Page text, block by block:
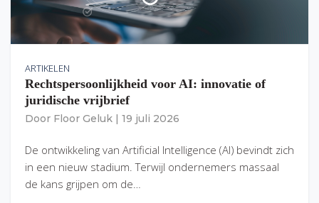
ARTIKELEN
Rechtspersoonlijkheid voor AI: innovatie of
juridische vrijbrief
Door Floor Geluk 19 juli 2026
De ontwikkeling van Artificial Intelligence (AI) bevindt zich
in een nieuw stadium. Terwijl ondernemers massaal
de kans grijpen om de…